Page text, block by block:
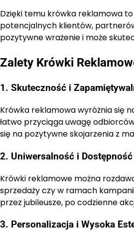
Dzięki temu krówka reklamowa
potencjalnych klientów,
pozytywne wrażenie i może
Zalety Krówki
1. Skuteczność i
Krówka reklamowa wyróżnia się
łatwo przyciąga uwagę
się na pozytywne skojarzenia z
2. Uniwersalność i Dostępność
Krówki reklamowe można
sprzedaży czy w ramach
przez jubileusze, po codzienne
3. Personalizacja i Wysoka